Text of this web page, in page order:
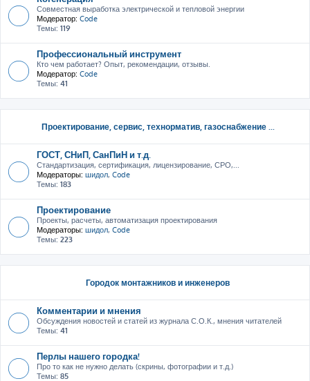
Совместная выработка электрической и тепловой энергии
Модератор: Code
Темы: 119
Профессиональный инструмент
Кто чем работает? Опыт, рекомендации, отзывы.
Модератор: Code
Темы: 41
Проектирование, сервис, тeхнорматив, газоснабжение ...
ГОСТ, СНиП, СанПиН и т.д.
Стандартизация, сертификация, лицензирование, СРО,...
Модераторы: шидол, Code
Темы: 183
Проектирование
Проекты, расчеты, автоматизация проектирования
Модераторы: шидол, Code
Темы: 223
Городок монтажников и инженеров
Комментарии и мнения
Обсуждения новостей и статей из журнала С.О.К., мнения читателей
Темы: 41
Перлы нашего городка!
Про то как не нужно делать (скрины, фотографии и т.д.)
Темы: 85